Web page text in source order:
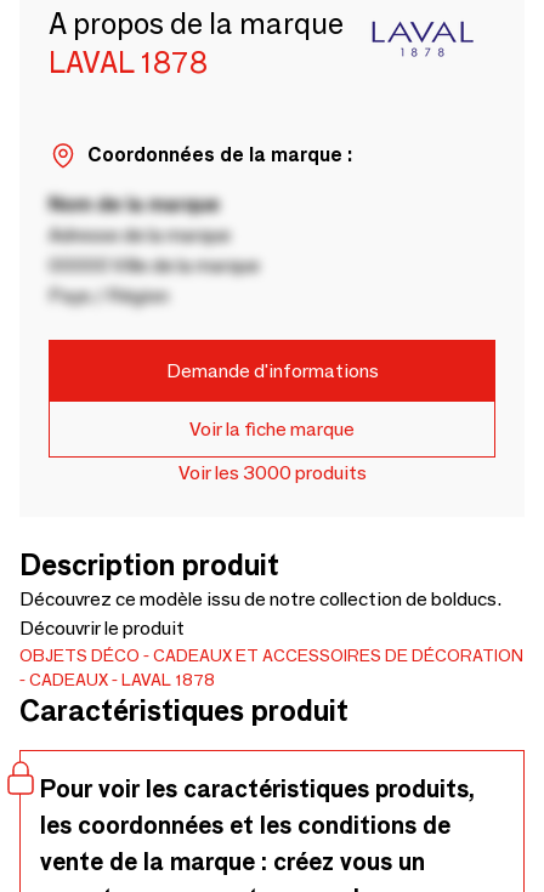
A propos de la marque
LAVAL 1878
Coordonnées de la marque :
Nom de la marque
Adresse de la marque
00000 Ville de la marque
Pays / Région
Demande d'informations
Voir la fiche marque
Voir les 3000 produits
Description produit
Découvrez ce modèle issu de notre collection de bolducs.
Découvrir le produit
OBJETS DÉCO
CADEAUX ET ACCESSOIRES DE DÉCORATION
CADEAUX
LAVAL 1878
Caractéristiques produit
Pour voir les caractéristiques produits,
les coordonnées et les conditions de
vente de la marque : créez vous un